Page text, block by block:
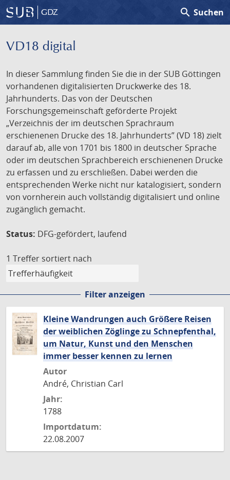
GDZ search Suchen
VD18 digital
In dieser Sammlung finden Sie die in der SUB Göttingen
vorhandenen digitalisierten Druckwerke des 18.
Jahrhunderts. Das von der Deutschen
Forschungsgemeinschaft geförderte Projekt
„Verzeichnis der im deutschen Sprachraum
erschienenen Drucke des 18. Jahrhunderts” (VD 18) zielt
darauf ab, alle von 1701 bis 1800 in deutscher Sprache
oder im deutschen Sprachbereich erschienenen Drucke
zu erfassen und zu erschließen. Dabei werden die
entsprechenden Werke nicht nur katalogisiert, sondern
von vornherein auch vollständig digitalisiert und online
zugänglich gemacht.
Status: DFG-gefördert, laufend
1 Treffer sortiert nach
Filter anzeigen
Kleine Wandrungen auch Größere Reisen
der weiblichen Zöglinge zu Schnepfenthal,
um Natur, Kunst und den Menschen
immer besser kennen zu lernen
Autor
André, Christian Carl
Jahr:
1788
Importdatum:
22.08.2007